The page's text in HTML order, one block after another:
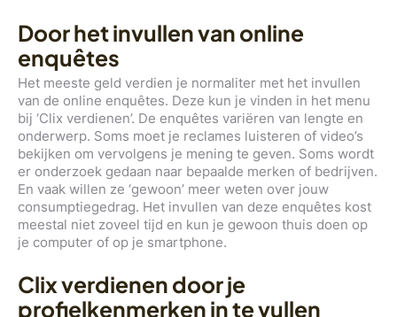
Door het invullen van online
enquêtes
Het meeste geld verdien je normaliter met het invullen
van de online enquêtes. Deze kun je vinden in het menu
bij ‘Clix verdienen’. De enquêtes variëren van lengte en
onderwerp. Soms moet je reclames luisteren of video’s
bekijken om vervolgens je mening te geven. Soms wordt
er onderzoek gedaan naar bepaalde merken of bedrijven.
En vaak willen ze ‘gewoon’ meer weten over jouw
consumptiegedrag. Het invullen van deze enquêtes kost
meestal niet zoveel tijd en kun je gewoon thuis doen op
je computer of op je smartphone.
Clix verdienen door je
profielkenmerken in te vullen